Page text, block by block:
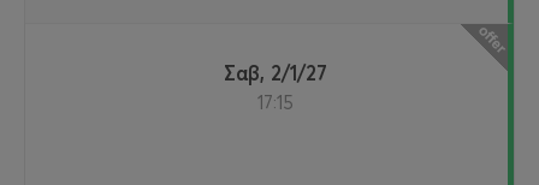
Σαβ, 2/1/27
17:15